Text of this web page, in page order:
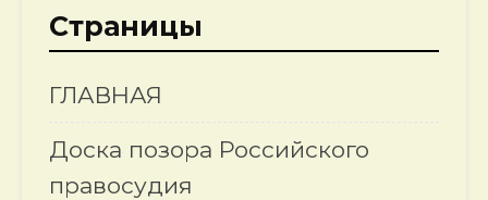
Страницы
ГЛАВНАЯ
Доска позора Российского
правосудия